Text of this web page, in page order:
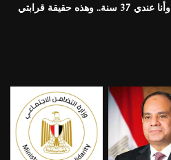
مريم سعيد صالح: دخلت الفن وأنا عندي 37 سنة.. وهذه حقيقة قرابتي